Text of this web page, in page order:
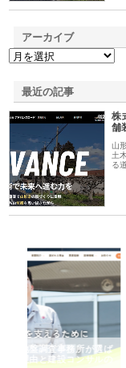
アーカイブ
最近の記事
株
舗
山
土
る
株式会社名神精工
スリリース一覧と注